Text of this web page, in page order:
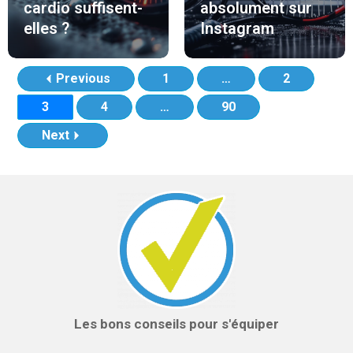
cardio suffisent-
elles ?
absolument sur
Instagram
Previous 1 …
2
3
4 …
90
Next
Les bons conseils pour s'équiper